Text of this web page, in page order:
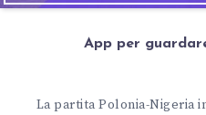
App per
La partita Polonia-Nigeria